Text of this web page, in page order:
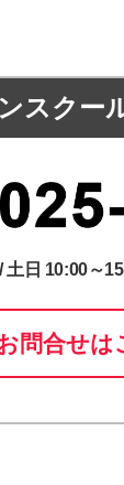
スクー
土日 10:00～
問合せは